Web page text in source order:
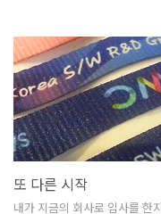
체에 투표하시면 되겠고, 그렇
다면, 10초 정도만 시간을 내
와 같이 투표진행을 한번 부탁
1) 투표사이트로 이동
http://postscapes.com/
things-award/2014/top-iot-
alliance.html 2) "Click here
Alliance" 선택 3) "Open
Consortium" 선택 4) "Vote"
또 다른 시작
내가 지금의 회사로 입사를 한